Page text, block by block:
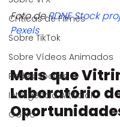
Críticas de Filmes
Sobre TikTok
Sobre Vídeos Animados
Redes Sociais
Inteligência Artificial
GoPro
Foto de RDNE Stock
Pexels
Mais que
Laboratório